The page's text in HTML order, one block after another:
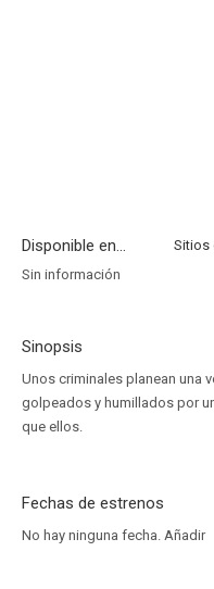
Disponible en...
Sin información
Sinopsis
Unos criminales planean una
golpeados y humillados por
que ellos.
Fechas de estrenos
No hay ninguna fecha. Añadir